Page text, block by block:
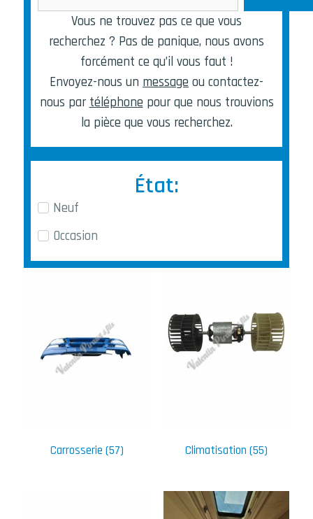
Vous ne trouvez pas ce que vous
recherchez ? Pas de panique, nous avons
forcément ce qu’il vous faut !
Envoyez-nous un message ou contactez-
nous par téléphone pour que nous trouvions
la pièce que vous recherchez.
État:
Neuf
Occasion
Carrosserie (57) Climatisation (55)